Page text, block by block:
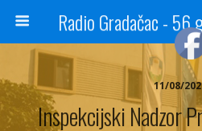
11/08/
Inspekcijski Nadzor